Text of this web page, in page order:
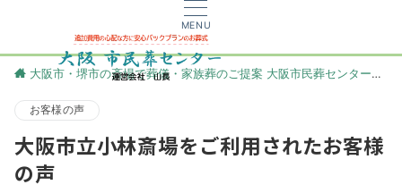
MENU
大阪市・堺市の斎場で葬儀・家族葬のご提案 大阪市民葬センター
お客様の声
大阪市立小林斎場をご利用されたお客様
の声